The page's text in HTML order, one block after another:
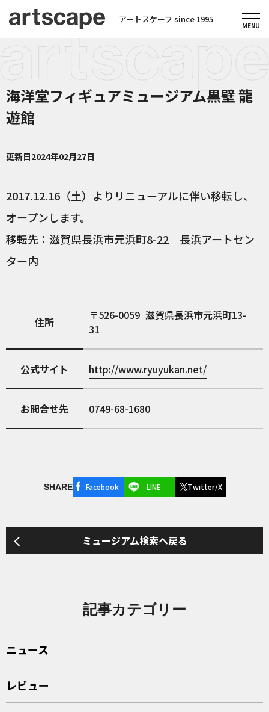
アートスケープ since 1995
海洋堂フィギュアミュージアム黒壁 龍
遊館
更新日2024年02月27日
2017.12.16（土）よりリニューアルに伴い移転し、
オープンします。
移転先：滋賀県長浜市元浜町8-22 長浜アートセン
ター内
住所 526-0059 滋賀県長浜市元浜町13-
31
公式サイト http://www.ryuyukan.net/
お問合せ先 0749-68-1680
SHARE Facebook LINE Twitter/X
ミュージアム検索へ戻る
記事カテゴリー
ニュース
レビュー